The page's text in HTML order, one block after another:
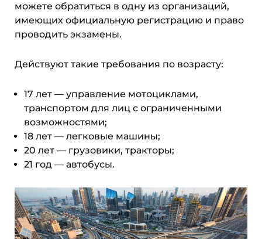
можете обратиться в одну из организаций,
имеющих официальную регистрацию и право
проводить экзамены.
Действуют такие требования по возрасту:
17 лет — управление мотоциклами,
транспортом для лиц с ограниченными
возможностями;
18 лет — легковые машины;
20 лет — грузовики, тракторы;
21 год — автобусы.